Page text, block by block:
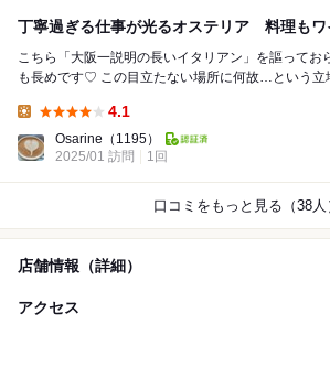
丁寧過ぎる仕事が光るオステリア 料理もワ
こちら「大阪一説明の長いイタリアン」を謳ってお
も長めです♡ この目立たない場所に何故…という立地ながら繁盛してる
4.1
Osarine （1195）
2025/01 訪問
1回
口コミをもっと見る（38人
店舗情報（詳細）
アクセス